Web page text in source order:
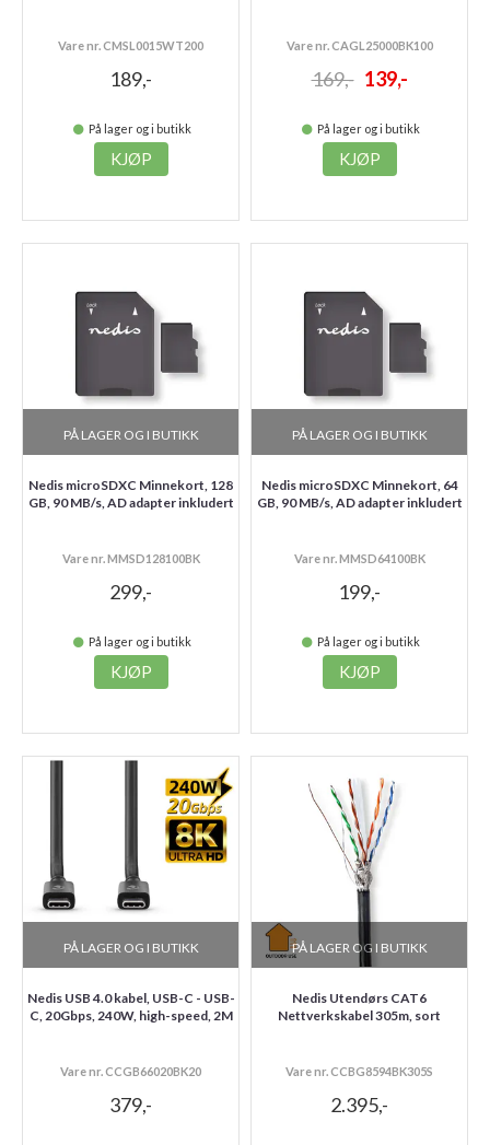
Vare nr. CMSL0015WT200
189,-
På lager og i butikk
KJØP
Vare nr. CAGL25000BK100
169,- 139,-
På lager og i butikk
KJØP
PÅ LAGER OG I BUTIKK
Nedis microSDXC Minnekort, 128
GB, 90 MB/s, AD adapter inkludert
Vare nr. MMSD128100BK
299,-
På lager og i butikk
KJØP
PÅ LAGER OG I BUTIKK
Nedis microSDXC Minnekort, 64
GB, 90 MB/s, AD adapter inkludert
Vare nr. MMSD64100BK
199,-
På lager og i butikk
KJØP
PÅ LAGER OG I BUTIKK
Nedis USB 4.0 kabel, USB-C - USB-
C, 20Gbps, 240W, high-speed, 2M
Vare nr. CCGB66020BK20
379,-
PÅ LAGER OG I BUTIKK
Nedis Utendørs CAT6
Nettverkskabel 305m, sort
Vare nr. CCBG8594BK305S
2.395,-